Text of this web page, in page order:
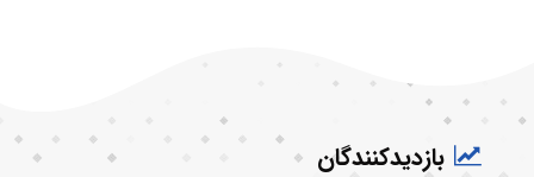
بازدیدکنندگان